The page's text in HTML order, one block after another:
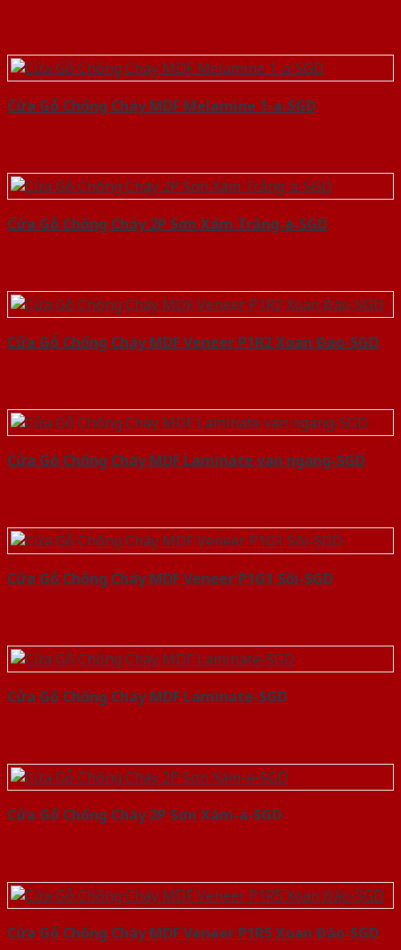
Cửa Gỗ Chống Cháy MDF Melamine 1-a-SGD
Cửa Gỗ Chống Cháy 2P Sơn Xám Trắng-a-SGD
Cửa Gỗ Chống Cháy MDF Veneer P1R2 Xoan Đào-SGD
Cửa Gỗ Chống Cháy MDF Laminate van ngang-SGD
Cửa Gỗ Chống Cháy MDF Veneer P1G1 Sồi-SGD
Cửa Gỗ Chống Cháy MDF Laminate-SGD
Cửa Gỗ Chống Cháy 2P Sơn Xám-a-SGD
Cửa Gỗ Chống Cháy MDF Veneer P1R5 Xoan Đào-SGD